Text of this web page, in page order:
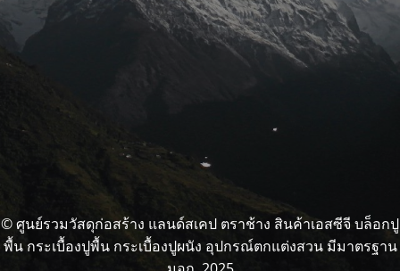
© ศูนย์รวมวัสดุก่อสร้าง แลนด์สเคป ตราช้าง สินค้าเอสซีจี บล็อกปู
พื้น กระเบื้องปูพื้น กระเบื้องปูผนัง อุปกรณ์ตกแต่งสวน มีมาตรฐาน